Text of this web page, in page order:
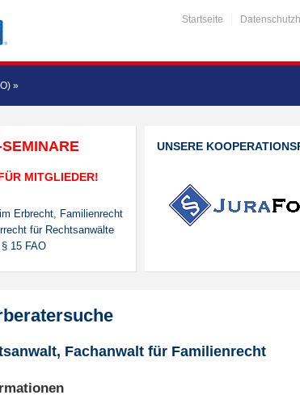
Startseite
»
MITGLIEDER!
Erbrecht, Familienrecht
für Rechtsanwälte
15 FAO
UNSERE
Fachanwalt für Familienrecht